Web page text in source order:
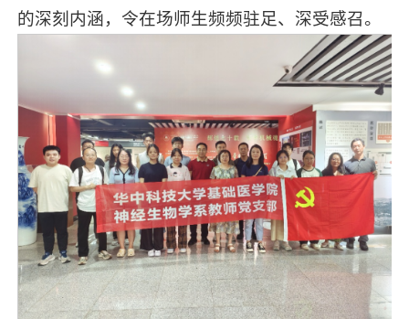
的深刻内涵，令在场师生频频驻足、深受感召。